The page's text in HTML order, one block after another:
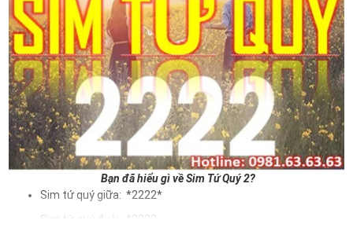
Bạn đã hiểu gì về Sim Tứ Quý 2?
Sim tứ quý giữa: *2222*
Sim tứ quý đuôi: *2222